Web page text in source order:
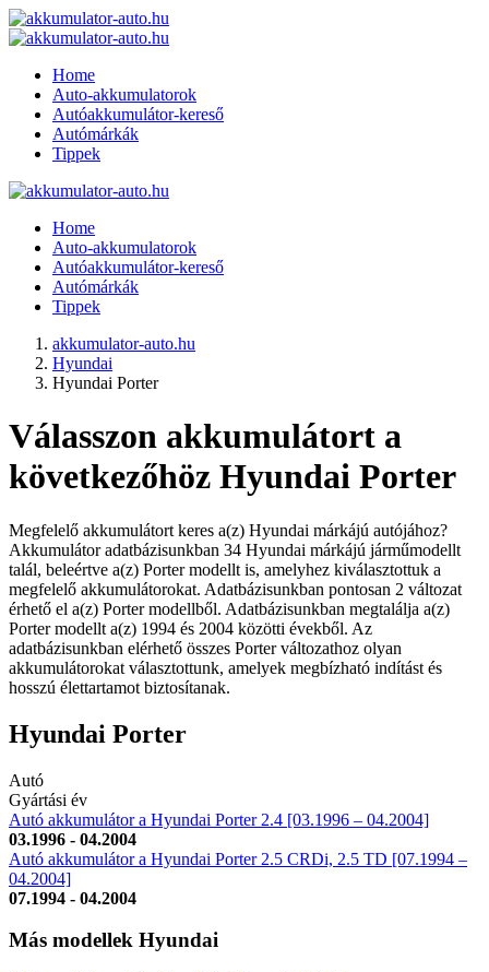
Home
Auto-akkumulatorok
Autóakkumulátor-kereső
Autómárkák
Tippek
Home
Auto-akkumulatorok
Autóakkumulátor-kereső
Autómárkák
Tippek
akkumulator-auto.hu
Hyundai
Hyundai Porter
Válasszon akkumulátort a
következőhöz Hyundai Porter
Megfelelő akkumulátort keres a(z) Hyundai márkájú autójához?
Akkumulátor adatbázisunkban 34 Hyundai márkájú járműmodellt
talál, beleértve a(z) Porter modellt is, amelyhez kiválasztottuk a
megfelelő akkumulátorokat. Adatbázisunkban pontosan 2 változat
érhető el a(z) Porter modellből. Adatbázisunkban megtalálja a(z)
Porter modellt a(z) 1994 és 2004 közötti évekből. Az
adatbázisunkban elérhető összes Porter változathoz olyan
akkumulátorokat választottunk, amelyek megbízható indítást és
hosszú élettartamot biztosítanak.
Hyundai Porter
Autó
Gyártási év
Autó akkumulátor a Hyundai Porter 2.4 [03.1996 – 04.2004]
03.1996 - 04.2004
Autó akkumulátor a Hyundai Porter 2.5 CRDi, 2.5 TD [07.1994 –
04.2004]
07.1994 - 04.2004
Más modellek Hyundai